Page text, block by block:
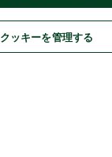
クッキーを管理する